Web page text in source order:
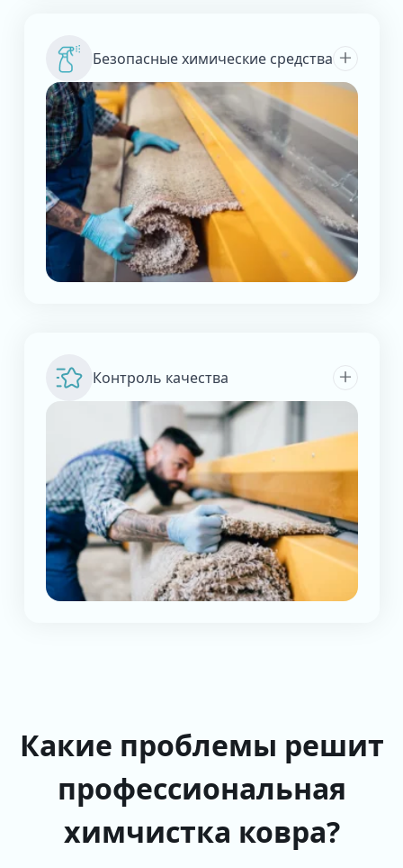
Безопасные химические средства
Контроль качества
Какие проблемы решит
профессиональная
химчистка ковра?